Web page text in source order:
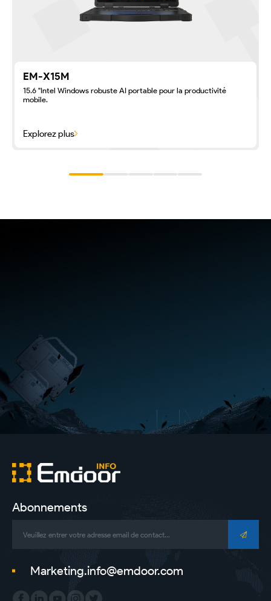
EM-X15M
15.6 "Intel Windows robuste AI portable pour la productivité
mobile.
Explorez plus
Abonnements
Marketing.info@emdoor.com